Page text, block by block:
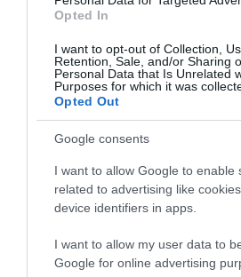
Opted In
I want to opt-out of Collection,
Retention, Sale, and/or Sharing
Personal Data that Is Unrelated
Purposes for which it was
Opted Out
Google consents
I want to allow Google to enable
related to advertising like
device identifiers in apps.
I want to allow my user data to
Google for online advertising
Στην Κύμη για τον Νικολό
Χαρτσά, ο Σίμος Κεδίκογλου
19.06.2026 | 15:30